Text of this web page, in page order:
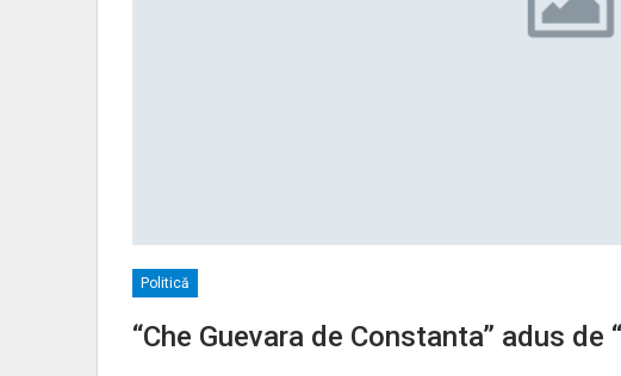
Politică
“Che Guevara de Constanta” adus